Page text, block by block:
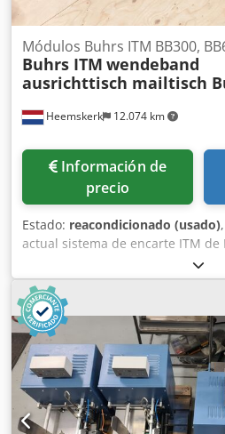
Heemskerk 12.074 km
Módulos Buhrs ITM BB300,
Buhrs ITM wendeband
ausrichttisch mailtisch
Información de
precio
Estado: reacondicionado (usado)
actual sistema de encarte ITM de
¡tenemos todos los módulos!
módulos originales posibles que
principio, en una máquina o al
encarte ITM (W+D) de Buhrs. Así
sueltas Mueller Apparatebau
alimentación/lectura/recogida/
(canal transaccional) - Cortadoras
para el procesado continuo de
alimentación/lectura/recogida/
(canal transaccional) - Módulos